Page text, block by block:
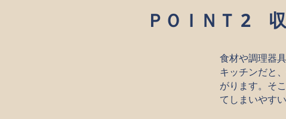
ＰＯＩＮＴ 2
食材や調理器
キッチンだと
がります。そ
てしまいやす